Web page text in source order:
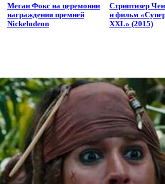
Меган Фокс на церемонии
награждения премией
Nickelodeon
Стриптизер
и фильм
XXL» (2015)